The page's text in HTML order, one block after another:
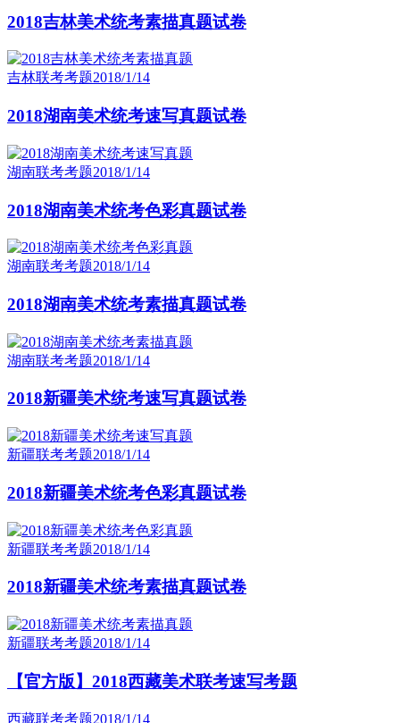
2018吉林美术统考素描真题试卷
吉林联考考题2018/1/14
2018湖南美术统考速写真题试卷
湖南联考考题2018/1/14
2018湖南美术统考色彩真题试卷
湖南联考考题2018/1/14
2018湖南美术统考素描真题试卷
湖南联考考题2018/1/14
2018新疆美术统考速写真题试卷
新疆联考考题2018/1/14
2018新疆美术统考色彩真题试卷
新疆联考考题2018/1/14
2018新疆美术统考素描真题试卷
新疆联考考题2018/1/14
【官方版】2018西藏美术联考速写考题
西藏联考考题2018/1/14